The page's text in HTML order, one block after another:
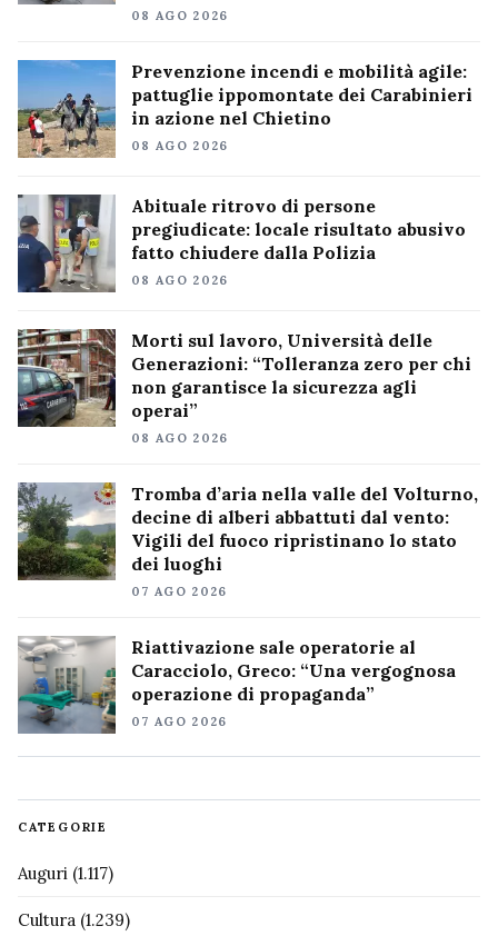
08 AGO 2026
Prevenzione incendi e mobilità agile:
pattuglie ippomontate dei Carabinieri
in azione nel Chietino
08 AGO 2026
Abituale ritrovo di persone
pregiudicate: locale risultato abusivo
fatto chiudere dalla Polizia
08 AGO 2026
Morti sul lavoro, Università delle
Generazioni: “Tolleranza zero per chi
non garantisce la sicurezza agli
operai”
08 AGO 2026
Tromba d’aria nella valle del Volturno,
decine di alberi abbattuti dal vento:
Vigili del fuoco ripristinano lo stato
dei luoghi
07 AGO 2026
Riattivazione sale operatorie al
Caracciolo, Greco: “Una vergognosa
operazione di propaganda”
07 AGO 2026
CATEGORIE
Auguri (1.117)
Cultura (1.239)